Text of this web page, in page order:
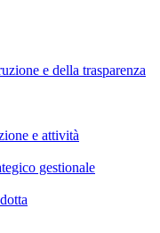
e della trasparenza
e attività
gestionale